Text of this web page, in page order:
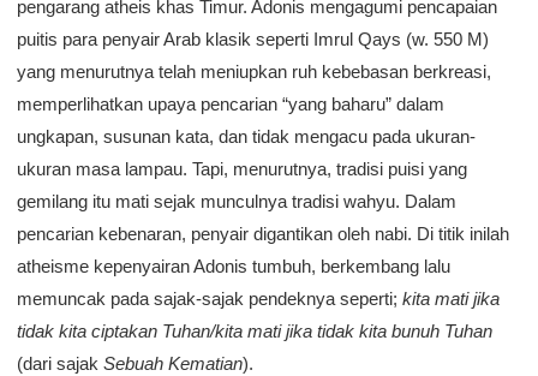
pengarang atheis khas Timur. Adonis mengagumi pencapaian
puitis para penyair Arab klasik seperti Imrul Qays (w. 550 M)
yang menurutnya telah meniupkan ruh kebebasan berkreasi,
memperlihatkan upaya pencarian “yang baharu” dalam
ungkapan, susunan kata, dan tidak mengacu pada ukuran-
ukuran masa lampau. Tapi, menurutnya, tradisi puisi yang
gemilang itu mati sejak munculnya tradisi wahyu. Dalam
pencarian kebenaran, penyair digantikan oleh nabi. Di titik inilah
atheisme kepenyairan Adonis tumbuh, berkembang lalu
memuncak pada sajak-sajak pendeknya seperti; kita mati jika
tidak kita ciptakan Tuhan/kita mati jika tidak kita bunuh Tuhan
(dari sajak Sebuah Kematian).